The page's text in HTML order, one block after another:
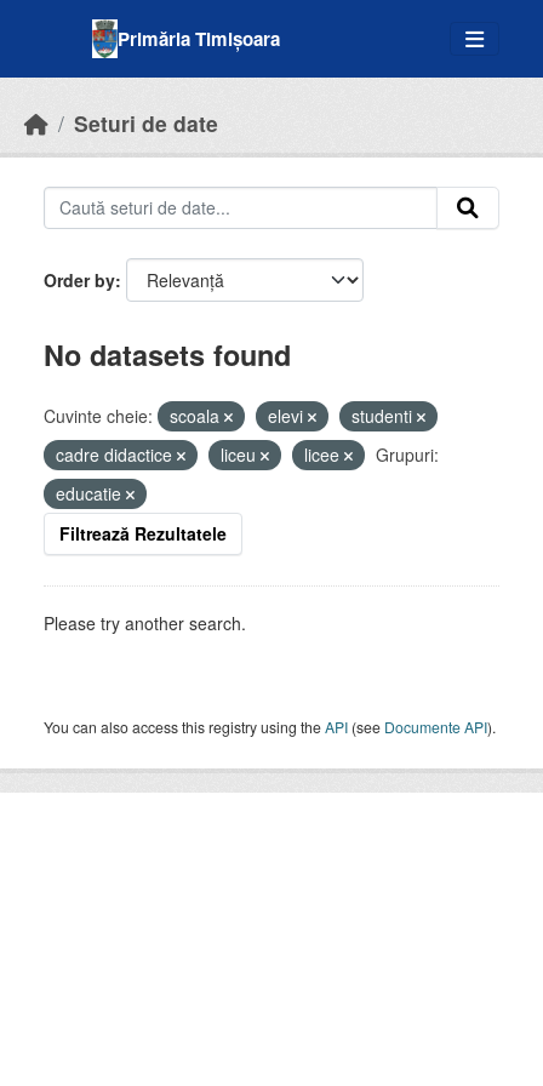
Primăria Timișoara
Seturi de date
Order by
No datasets found
Cuvinte cheie: scoala elevi
studenti
cadre didactice
liceu licee
Grupuri:
educatie
Filtrează Rezultatele
Please try another search.
You can also access this registry using theAPI (see Documente API).